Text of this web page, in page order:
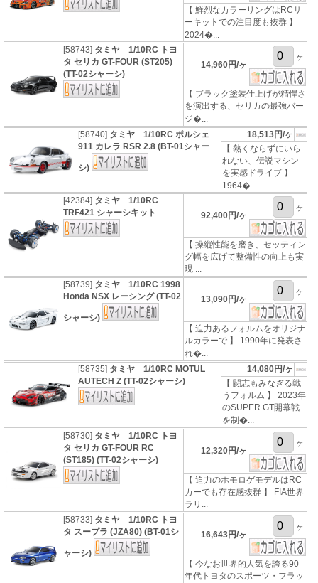
【 鮮烈なカラーリングはRCサ
ーキットでの注目度も抜群 】
2024�...
[58743] タミヤ 1/10RC トヨ
タ セリカ GT-FOUR (ST205)
(TT-02シャーシ)
14,960円/ヶ
ヶ
【 ブラック塗装仕上げが精悍さ
を演出する、セリカの最強バー
ジ�...
[58740] タミヤ 1/10RC ポルシェ
911 カレラ RSR 2.8 (BT-01シャー
シ)
18,513円/ヶ
【 熱くならずにいら
れない、伝説マシン
を実感ドライブ 】
1964�...
[42384] タミヤ 1/10RC
TRF421 シャーシキット
92,400円/ヶ
ヶ
【 操縦性能を磨き、セッティン
グ幅を広げて整備性の向上も実
現 ...
[58739] タミヤ 1/10RC 1998
Honda NSX レーシング (TT-02
シャーシ)
13,090円/ヶ
ヶ
【 迫力あるフォルムをオリジナ
ルカラーで 】 1990年に発表さ
れ�...
[58735] タミヤ 1/10RC MOTUL
AUTECH Z (TT-02シャーシ)
14,080円/ヶ
【 闘志もみなぎる戦
うフォルム 】 2023年
のSUPER GT開幕戦
を制�...
[58730] タミヤ 1/10RC トヨ
タ セリカ GT-FOUR RC
(ST185) (TT-02シャーシ)
12,320円/ヶ
ヶ
【 迫力のホモロゲモデルはRC
カーでも存在感抜群 】 FIA世界
ラリ...
[58733] タミヤ 1/10RC トヨ
タ スープラ (JZA80) (BT-01シ
ャーシ)
16,643円/ヶ
ヶ
【 今なお世界的人気を誇る90
年代トヨタのスポーツ・フラッ